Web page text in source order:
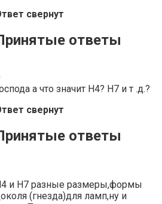
свернут
ответы
а что значит Н4? Н7 и т .д.?
свернут
ответы
и Н7 разные размеры,формы
(гнезда)для ламп,ну и